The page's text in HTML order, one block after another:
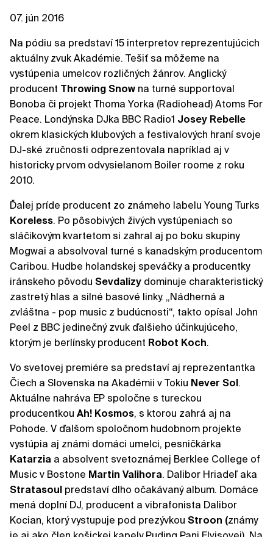
07. jún 2016
Na pódiu sa predstaví 15 interpretov reprezentujúcich
aktuálny zvuk Akadémie. Tešiť sa môžeme na
vystúpenia umelcov rozličných žánrov. Anglický
producent Throwing Snow na turné supportoval
Bonoba či projekt Thoma Yorka (Radiohead) Atoms For
Peace. Londýnska DJka BBC Radio1 Josey Rebelle
okrem klasických klubových a festivalových hraní svoje
DJ-ské zručnosti odprezentovala napríklad aj v
historicky prvom odvysielanom Boiler roome z roku
2010.
Ďalej príde producent zo známeho labelu Young Turks
Koreless. Po pôsobivých živých vystúpeniach so
sláčikovým kvartetom si zahral aj po boku skupiny
Mogwai a absolvoval turné s kanadským producentom
Caribou. Hudbe holandskej speváčky a producentky
iránskeho pôvodu Sevdalizy dominuje charakteristický
zastretý hlas a silné basové linky. „Nádherná a
zvláštna - pop music z budúcnosti“, takto opísal John
Peel z BBC jedinečný zvuk ďalšieho účinkujúceho,
ktorým je berlínsky producent Robot Koch.
Vo svetovej premiére sa predstaví aj reprezentantka
Čiech a Slovenska na Akadémii v Tokiu Never Sol .
Aktuálne nahráva EP spoločne s tureckou
producentkou Ah! Kosmos, s ktorou zahrá aj na
Pohode. V ďalšom spoločnom hudobnom projekte
vystúpia aj známi domáci umelci, pesničkárka
Katarzia a absolvent svetoznámej Berklee College of
Music v Bostone Martin Valihora. Dalibor Hriadeľ aka
Stratasoul predstaví dlho očakávaný album. Domáce
mená doplní DJ, producent a vibrafonista Dalibor
Kocian, ktorý vystupuje pod prezývkou Stroon (známy